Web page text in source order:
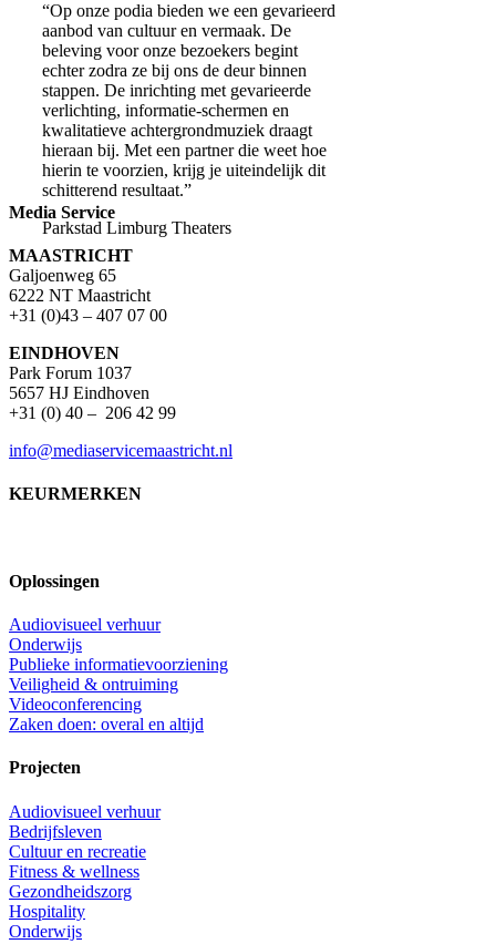
“Op onze podia bieden we een gevarieerd
aanbod van cultuur en vermaak. De
beleving voor onze bezoekers begint
echter zodra ze bij ons de deur binnen
stappen. De inrichting met gevarieerde
verlichting, informatie-schermen en
kwalitatieve achtergrondmuziek draagt
hieraan bij. Met een partner die weet hoe
hierin te voorzien, krijg je uiteindelijk dit
schitterend resultaat.”
Parkstad Limburg Theaters
Media Service
MAASTRICHT
Galjoenweg 65
6222 NT Maastricht
+31 (0)43 – 407 07 00
EINDHOVEN
Park Forum 1037
5657 HJ Eindhoven
+31 (0) 40 – 206 42 99
info@mediaservicemaastricht.nl
KEURMERKEN
Oplossingen
Audiovisueel verhuur
Onderwijs
Publieke informatievoorziening
Veiligheid & ontruiming
Videoconferencing
Zaken doen: overal en altijd
Projecten
Audiovisueel verhuur
Bedrijfsleven
Cultuur en recreatie
Fitness & wellness
Gezondheidszorg
Hospitality
Onderwijs